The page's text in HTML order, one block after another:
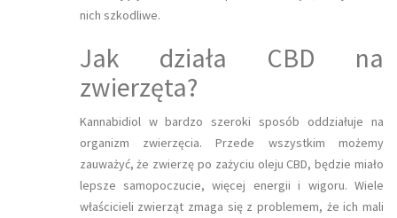
nich szkodliwe.
Jak działa CBD na
zwierzęta?
Kannabidiol w bardzo szeroki sposób oddziałuje na
organizm zwierzęcia. Przede wszystkim możemy
zauważyć, że zwierzę po zażyciu oleju CBD, będzie miało
lepsze samopoczucie, więcej energii i wigoru. Wiele
właścicieli zwierząt zmaga się z problemem, że ich mali